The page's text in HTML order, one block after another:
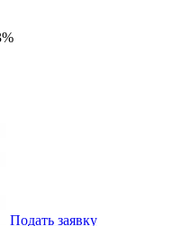
Подать заявку